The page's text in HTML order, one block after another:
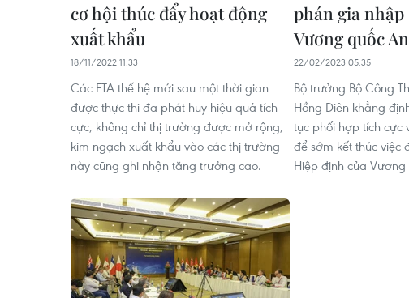
cơ hội thúc đẩy hoạt động
xuất khẩu
18/11/2022 11:33
Các FTA thế hệ mới sau một thời gian
được thực thi đã phát huy hiệu quả tích
cực, không chỉ thị trường được mở rộng,
kim ngạch xuất khẩu vào các thị trường
này cũng ghi nhận tăng trưởng cao.
phán gia nhập
Vương quốc
22/02/2023 05:35
Bộ trưởng Bộ Công
Hồng Diên khẳng
tục phối hợp tích cực
để sớm kết thúc
Hiệp định của Vương